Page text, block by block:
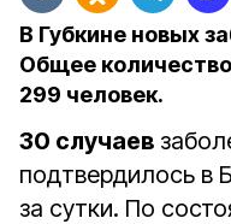
В Губкине новых
Общее
299 человек.
30 случаев
подтвердилось в
за сутки. По